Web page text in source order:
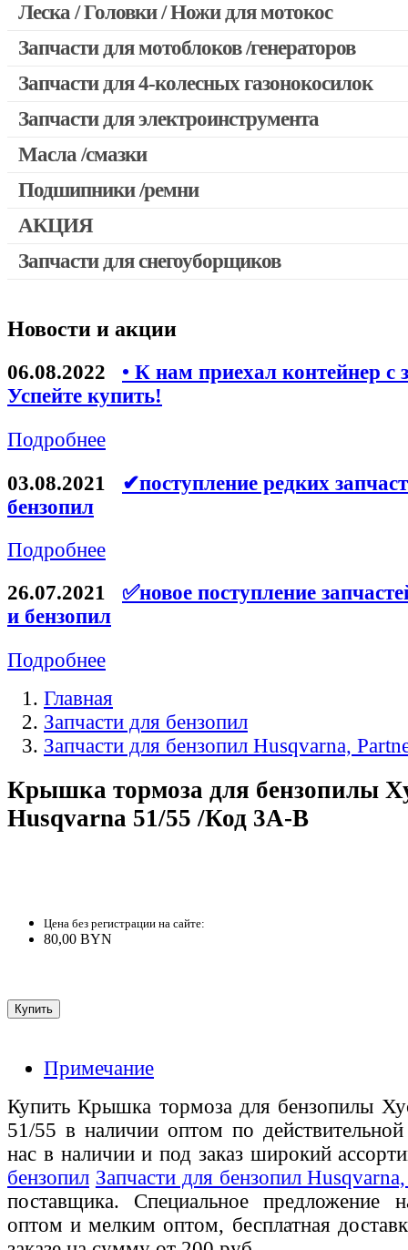
Запчасти для Китайских триммеров
Запчасти для мотокос Stihl /Husqvarna /Oleo-mac /Echo и
Леска / Головки / Ножи для мотокос
Запчасти для мотоблоков /генераторов
Запчасти для 4-колесных газонокосилок
Запчасти для электроинструмента
Двигатели, редукторы для шуруповертов
Патроны для шуруповертов / перфораторов
Запчасти для перфораторов и отбойных молотков
Запчасти для УШМ (болгарок)
Конденсаторы
Якоря, статоры
Аккумуляторы, зарядные устройства
Ремни для электроинструмента
Масла /смазки
Подшипники /ремни
АКЦИЯ
Скидка 50%
Запчасти для снегоуборщиков
Новости и акции
06.08.2022
• К нам приехал контейнер с
Успейте купить!
Подробнее
03.08.2021
✔поступление редких
бензопил
Подробнее
26.07.2021
✅новое поступление
и бензопил
Подробнее
Главная
Запчасти для бензопил
Запчасти для бензопил Husqvarna,
Крышка тормоза для бензопилы
Husqvarna 51/55 /Код 3A-B
Цена без регистрации на сайте:
80,00 BYN
Примечание
Купить Крышка тормоза для бензопилы
51/55 в наличии оптом по
нас в наличии и под заказ широкий
бензопил Запчасти для бензопил
поставщика. Специальное предложение
оптом и мелким оптом, бесплатная